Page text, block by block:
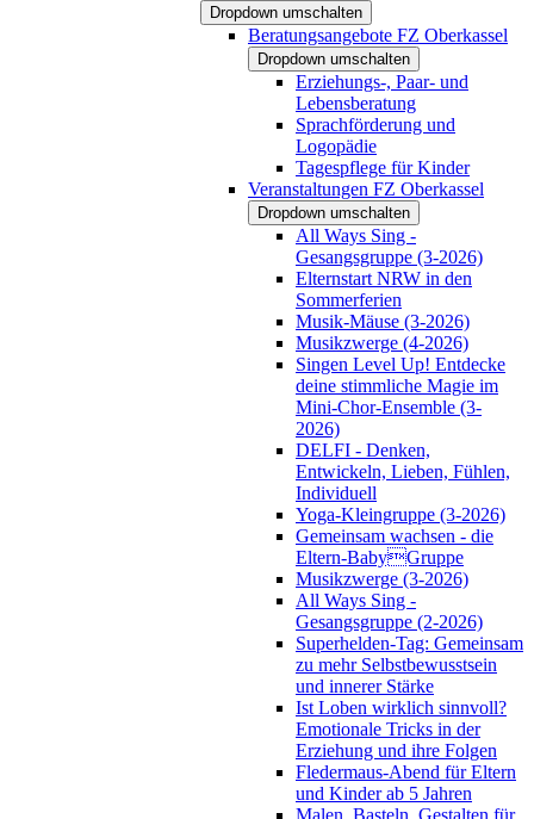
Dropdown umschalten
Beratungsangebote FZ Oberkassel
Dropdown umschalten
Erziehungs-, Paar- und
Lebensberatung
Sprachförderung und
Logopädie
Tagespflege für Kinder
Veranstaltungen FZ Oberkassel
Dropdown umschalten
All Ways Sing -
Gesangsgruppe (3-2026)
Elternstart NRW in den
Sommerferien
Musik-Mäuse (3-2026)
Musikzwerge (4-2026)
Singen Level Up! Entdecke
deine stimmliche Magie im
Mini-Chor-Ensemble (3-
2026)
DELFI - Denken,
Entwickeln, Lieben, Fühlen,
Individuell
Yoga-Kleingruppe (3-2026)
Gemeinsam wachsen - die
Eltern-BabyGruppe
Musikzwerge (3-2026)
All Ways Sing -
Gesangsgruppe (2-2026)
Superhelden-Tag: Gemeinsam
zu mehr Selbstbewusstsein
und innerer Stärke
Ist Loben wirklich sinnvoll?
Emotionale Tricks in der
Erziehung und ihre Folgen
Fledermaus-Abend für Eltern
und Kinder ab 5 Jahren
Malen, Basteln, Gestalten für